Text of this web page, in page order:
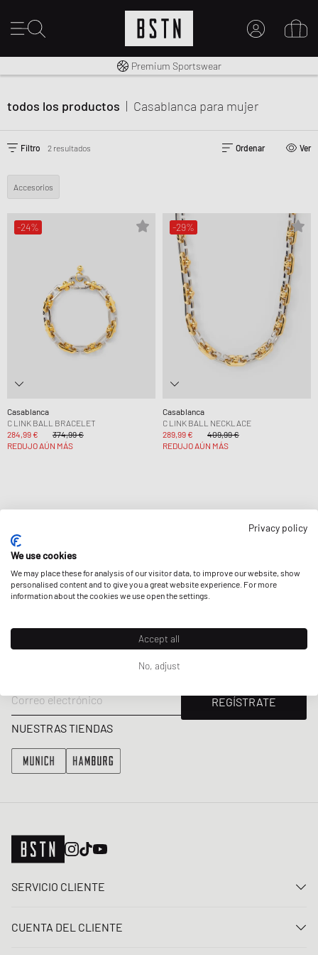
Envío gratuito a España desde € 100
Premium Sportswear
todos los productos | Casablanca para mujer
Filtro 2 resultados Ordenar Ver
Accesorios
-24%
Casablanca
C LINK BALL BRACELET
284,99 €
374,99 €
REDUJO AÚN MÁS
-29%
Casablanca
C LINK BALL NECKLACE
289,99 €
409,99 €
REDUJO AÚN MÁS
Obtenga un 5% de descuento de bienvenida y las últimas
actualizaciones de BSTN Raffles y New Arrivals. ¡Regístrese ahora!
Correo electrónico
REGÍSTRATE
NUESTRAS TIENDAS
SERVICIO CLIENTE
Preguntas frecuentes
CUENTA DEL CLIENTE
Privacy policy
We use cookies
We may place these for analysis of our visitor data, to improve our website, show
personalised content and to give you a great website experience. For more
information about the cookies we use open the settings.
Accept all
No, adjust